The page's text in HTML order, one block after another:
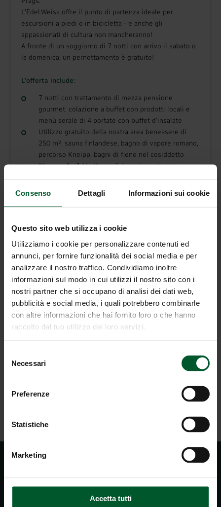
Consenso Dettagli Informazioni sui cookie
Questo sito web utilizza i cookie
Utilizziamo i cookie per personalizzare contenuti ed
annunci, per fornire funzionalità dei social media e per
analizzare il nostro traffico. Condividiamo inoltre
informazioni sul modo in cui utilizzi il nostro sito con i
nostri partner che si occupano di analisi dei dati web,
pubblicità e social media, i quali potrebbero combinarle
con altre informazioni che hai fornito loro o che hanno
raccolto dal tuo utilizzo dei loro servizi.
delNecessari
Preferenze
Statistiche
Marketing
Accetta tutti
L'Edel.Weiss offre il punto di partenza ideale per
escursioni a piedi o in bicicletta - e anche gli
appassionati di cultura non mancheranno!
A fronte di un soggiorno di 7 notti con arrivo il sabato o
la domenica, un pernottamento è gratuito!
L'offerta include:
7 notti con trattamento di mezza pensione
gourmet: colazione a buffet con prodotti locali e
menù serale di 4 portate con buffet d’insalate
Utilizzo gratuito della nostra area benessere di
250 m²: sauna finlandese, bagno di vapore romano,
percorso Kneipp, bagni di fieno nel cosiddetto
“Kraxenofen” (da“Kraxen”, la gerla usata per
Bistrot e tisane
WiFi gratuito in tutte le camere
di trasporto pubblico in tutto l’Alto Adige
Posizione strategica rispetto alle mete più
apprezzate: 6 km dal Lago di Braies, 12 km
dall’altipiano Prato Piazza, 8 km da Dobbiaco, 13
km da San Candido, 15 km dagli impianti di risalita
Plan de Corones e Tre Cime Dolomiti
Piccola stanza dei giochi per i bambini
Regalo alla partenza